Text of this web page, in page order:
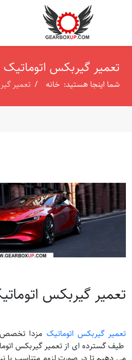
تعمیر گیربکس اتوماتیک
شما اینجا هستید: خانه تعمیر
تعمیر گیربکس
تعمیر گیربکس اتوماتیک مزدا
طیف گسترده ای از تعمیر گیربکس